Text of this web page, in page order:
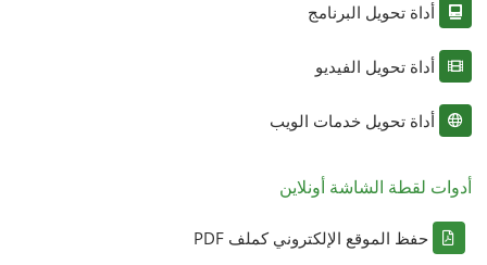
أداة تحويل البرنامج
أداة تحويل الفيديو
أداة تحويل خدمات الويب
أدوات لقطة الشاشة أونلاين
حفظ الموقع الإلكتروني كملف PDF